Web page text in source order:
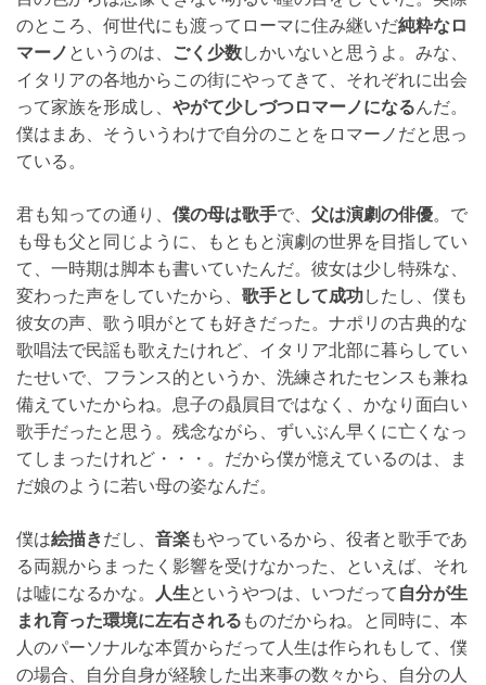
のところ、何世代にも渡ってローマに住み継いだ純粋なロ
マーノ というのは、 ごく少数しかいないと思うよ。みな、
イタリアの各地からこの街にやってきて、それぞれに出会
って家族を形成し、 やがて少しづつロマーノになるんだ。
僕はまあ、そういうわけで自分のことをロマーノだと思っ
ている。
君も知っての通り、 僕の母は歌手で、 父は演劇の俳優。で
も母も父と同じように、もともと演劇の世界を目指してい
て、一時期は脚本も書いていたんだ。彼女は少し特殊な、
変わった声をしていたから、 歌手として成功したし、僕も
彼女の声、歌う唄がとても好きだった。ナポリの古典的な
歌唱法で民謡も歌えたけれど、イタリア北部に暮らしてい
たせいで、フランス的というか、洗練されたセンスも兼ね
備えていたからね。息子の贔屓目ではなく、かなり面白い
歌手だったと思う。残念ながら、ずいぶん早くに亡くなっ
てしまったけれど・・・。だから僕が憶えているのは、ま
だ娘のように若い母の姿なんだ。
僕は絵描きだし、 音楽もやっているから、役者と歌手であ
る両親からまったく影響を受けなかった、といえば、それ
は嘘になるかな。
人生というやつは、いつだって 自分が生
まれ育った環境に左右される ものだからね。と同時に、本
人のパーソナルな本質からだって人生は作られもして、僕
の場合、自分自身が経験した出来事の数々から、自分の人